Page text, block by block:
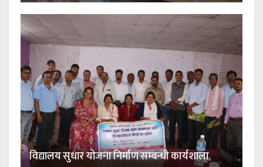
विद्यालय सुधार योजना निर्माण सम्बन्धी कार्यशाला